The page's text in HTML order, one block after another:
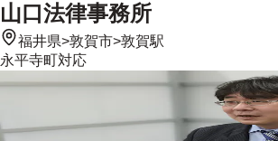
山口法律事務所
福井県>敦賀市>敦賀駅
永平寺町対応